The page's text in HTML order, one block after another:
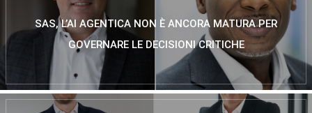
SAS, L’AI AGENTICA NON È ANCORA MATURA PER
GOVERNARE LE DECISIONI CRITICHE